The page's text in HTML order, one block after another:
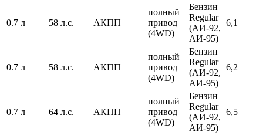
0.7 л 58 л.с. АКПП
полный
привод
(4WD)
Бензин
Regular
(АИ-92,
АИ-95)
6,1
0.7 л 58 л.с. АКПП
полный
привод
(4WD)
Бензин
Regular
(АИ-92,
АИ-95)
6,2
0.7 л 64 л.с. АКПП
полный
привод
(4WD)
Бензин
Regular
(АИ-92,
АИ-95)
6,5